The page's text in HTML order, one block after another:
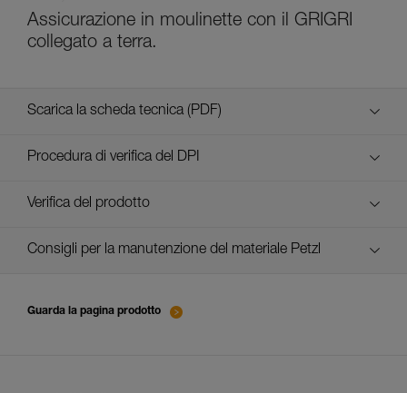
Assicurazione in moulinette con il GRIGRI
collegato a terra.
Scarica la scheda tecnica (PDF)
Technical Notice
Procedura di verifica del DPI
verif-EPI-assureurs à freinage assisté-procedure IT
Verifica del prodotto
verif-EPI-assureurs à freinage assisté-suivi IT
Consigli per la manutenzione del materiale Petzl
Guarda la pagina prodotto